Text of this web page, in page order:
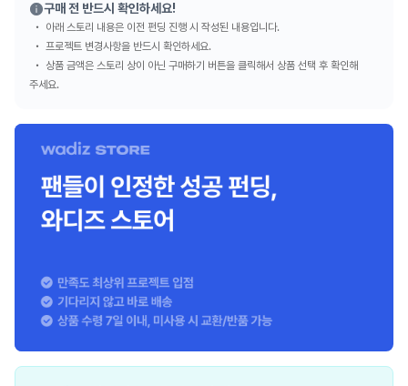
구매 전 반드시 확인하세요!
아래 스토리 내용은 이전 펀딩 진행 시 작성된 내용입니다.
프로젝트 변경사항을 반드시 확인하세요.
상품 금액은 스토리 상이 아닌 구매하기 버튼을 클릭해서 상품 선택 후 확인해
주세요.